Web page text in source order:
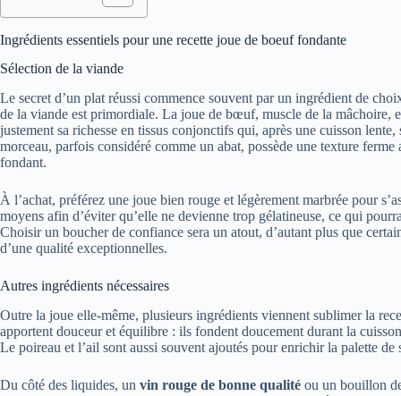
Ingrédients essentiels pour une recette joue de boeuf fondante
Sélection de la viande
Le secret d’un plat réussi commence souvent par un ingrédient de
de la viande est primordiale. La joue de bœuf, muscle de la mâchoire,
justement sa richesse en tissus conjonctifs qui, après une cuisson
morceau, parfois considéré comme un abat, possède une texture
fondant.
À l’achat, préférez une joue bien rouge et légèrement marbrée pour
moyens afin d’éviter qu’elle ne devienne trop gélatineuse, ce qui
Choisir un boucher de confiance sera un atout, d’autant plus que
d’une qualité exceptionnelles.
Autres ingrédients nécessaires
Outre la joue elle-même, plusieurs ingrédients viennent sublimer la
apportent douceur et équilibre : ils fondent doucement durant la
Le poireau et l’ail sont aussi souvent ajoutés pour enrichir la palette de
Du côté des liquides, un vin rouge de bonne qualité ou un bouillon